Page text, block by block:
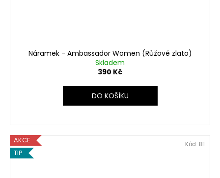
Náramek - Ambassador Women (Růžové zlato)
Skladem
390 Kč
DO KOŠÍKU
AKCE
TIP
Kód: 81